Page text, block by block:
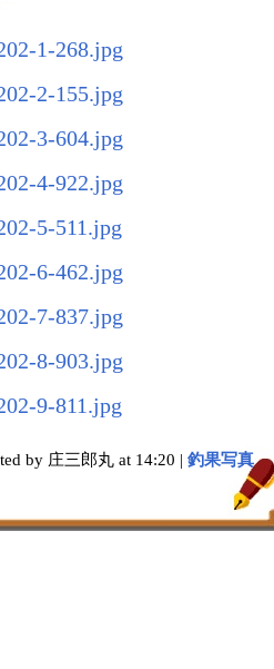
by 庄三郎丸 at 14:20 | 釣果写真